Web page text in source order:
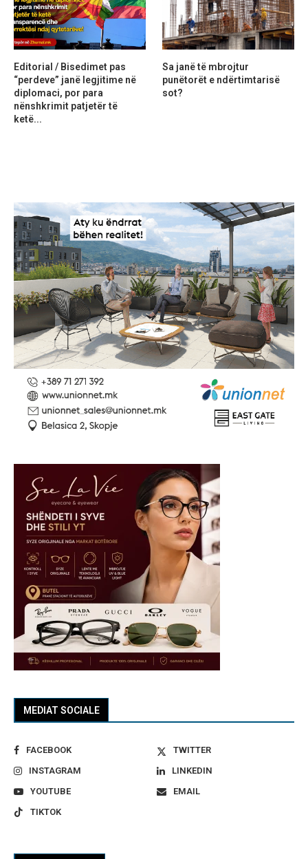
MEDIAT SOCIALE
FACEBOOK
TWITTER
INSTAGRAM
LINKEDIN
YOUTUBE
EMAIL
TIKTOK
Editorial / Bisedimet pas
“perdeve” janë legjitime në
diplomaci, por para
nënshkrimit patjetër të
ketë...
Sa janë të mbrojtur
punëtorët e ndërtimtarisë
sot?